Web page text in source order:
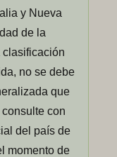
y Nueva
de la
clasificación
no se debe
que
con
del país de
momento de